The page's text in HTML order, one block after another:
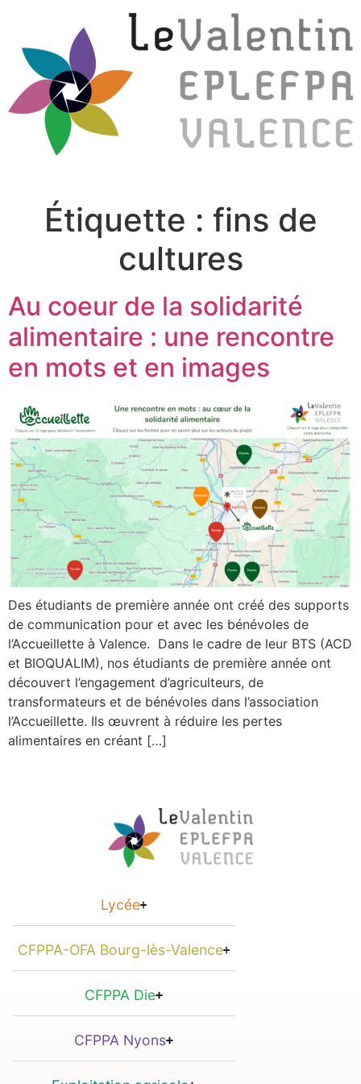
Étiquette : fins de
cultures
Au coeur de la solidarité
alimentaire : une rencontre
en mots et en images
Des étudiants de première année ont créé des supports
de communication pour et avec les bénévoles de
l’Accueillette à Valence. Dans le cadre de leur BTS (ACD
et BIOQUALIM), nos étudiants de première année ont
découvert l’engagement d’agriculteurs, de
transformateurs et de bénévoles dans l’association
l’Accueillette. Ils œuvrent à réduire les pertes
alimentaires en créant […]
Lycée
CFPPA-OFA Bourg-lès-Valence
CFPPA Die
CFPPA Nyons